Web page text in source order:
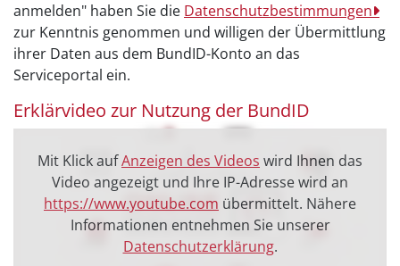
anmelden" haben Sie die Datenschutzbestimmungen
zur Kenntnis genommen und willigen der Übermittlung
ihrer Daten aus dem BundID-Konto an das
Serviceportal ein.
Erklärvideo zur Nutzung der BundID
Mit Klick aufAnzeigen des Videos wird Ihnen das
Video angezeigt und Ihre IP-Adresse wird an
https://www.youtube.com übermittelt. Nähere
Informationen entnehmen Sie unserer
Datenschutzerklärung.